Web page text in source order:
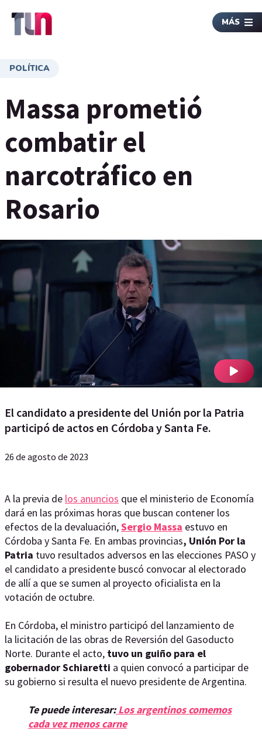
MÁS
POLÍTICA
Massa prometió
combatir el
narcotráfico en
Rosario
El candidato a presidente del Unión por la Patria
participó de actos en Córdoba y Santa Fe.
26 de agosto de 2023
A la previa de los anuncios que el ministerio de Economía
dará en las próximas horas que buscan contener los
efectos de la devaluación,Sergio Massa estuvo en
Córdoba y Santa Fe. En ambas provincias, Unión Por la
Patria tuvo resultados adversos en las elecciones PASO y
el candidato a presidente buscó convocar al electorado
de allí a que se sumen al proyecto oficialista en la
votación de octubre.
En Córdoba, el ministro participó del lanzamiento de
la licitación de las obras de Reversión del Gasoducto
Norte. Durante el acto, tuvo un guiño para el
gobernador Schiaretti a quien convocó a participar de
su gobierno si resulta el nuevo presidente de Argentina.
Te puede interesar:Los argentinos comemos
cada vez menos carne